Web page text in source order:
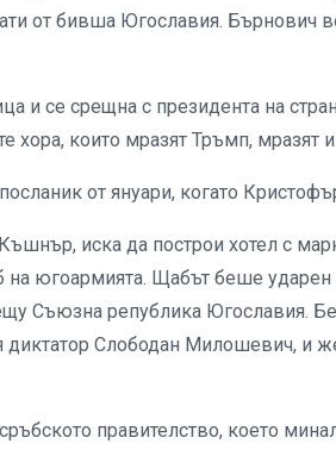
от бивша Югославия. Бърнович
и се срещна с президента на
хора, които мразят Тръмп, мразят и
от януари, когато
иска да построи хотел с
югоармията. Щабът беше ударен
Съюзна република Югославия.
диктатор Слободан Милошевич, и
правителство, което